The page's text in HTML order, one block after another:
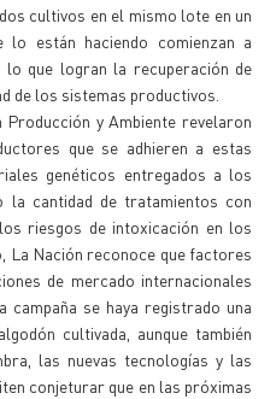
cultivos en el mismo lote en un
están haciendo comienzan a
que logran la recuperación de
de los sistemas productivos.
y Ambiente revelaron
que se adhieren a estas
genéticos entregados a los
la cantidad de tratamientos con
riesgos de intoxicación en los
Nación reconoce que factores
de mercado internacionales
campaña se haya registrado una
cultivada, aunque también
las nuevas tecnologías y las
conjeturar que en las próximas